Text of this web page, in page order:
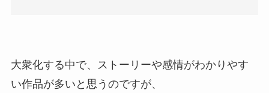
大衆化する中で、ストーリーや感情がわかりやす
い作品が多いと思うのですが、